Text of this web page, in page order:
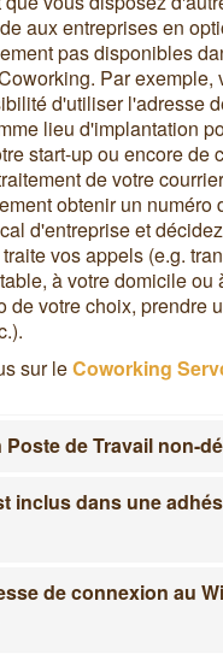
aux entreprises en
pas disponibles
Par exemple,
d'utiliser l'adresse
lieu d'implantation
start-up ou encore de
de votre
obtenir un numéro
d'entreprise et
vos appels (e.g.
à votre domicile ou
de votre choix, prendre
sur leCoworking
de Travail non-
inclus dans une
de connexion au